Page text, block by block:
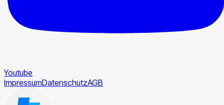
Youtube
ImpressumDatenschutzAGB